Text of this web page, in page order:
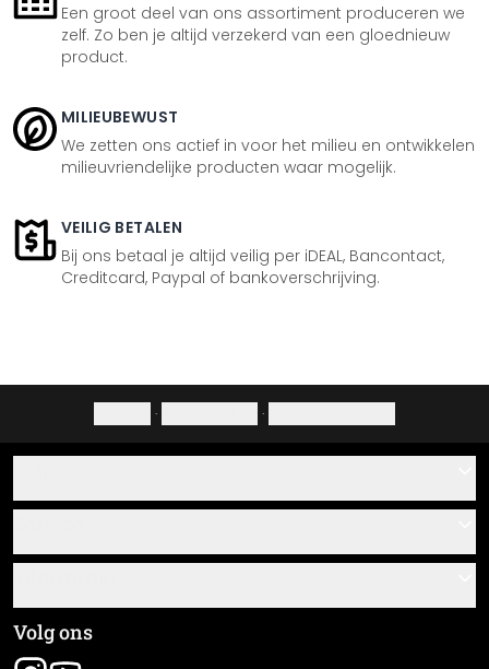
Een groot deel van ons assortiment produceren we
zelf. Zo ben je altijd verzekerd van een gloednieuw
product.
MILIEUBEWUST
We zetten ons actief in voor het milieu en ontwikkelen
milieuvriendelijke producten waar mogelijk.
VEILIG BETALEN
Bij ons betaal je altijd veilig per iDEAL, Bancontact,
Creditcard, Paypal of bankoverschrijving.
· ·
Over ons
Plak- en montagehandleidingen
Materiaaloverzicht
Algemene voorwaarden
Colofon
Volg ons